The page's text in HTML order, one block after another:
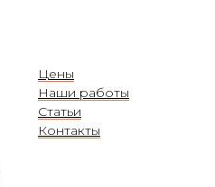
Цены
Наши работы
Статьи
Контакты